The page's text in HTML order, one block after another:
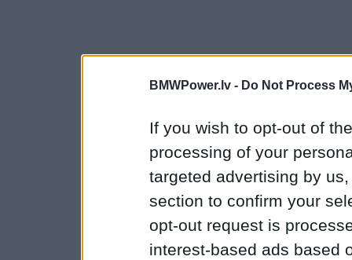
BMWPower.lv - Do Not Process
If you wish to opt-out of
processing of your
targeted advertising by
section to confirm your
opt-out request is
interest-based ads based